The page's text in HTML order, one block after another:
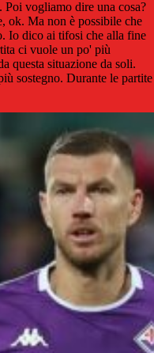
Poi vogliamo dire una cosa?
ok. Ma non è possibile che
Io dico ai tifosi che alla fine
ci vuole un po' più
questa situazione da soli.
sostegno. Durante le partite